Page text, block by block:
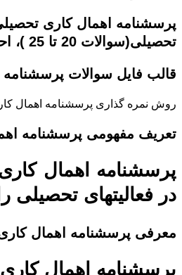
تحصیلی(سوالات 20 تا 25 )، احساس ناراحتی نسبت به اهمال کار بودن و تمایل به تغییر عادت تعلل ورزی می باشد.
قالب فایل سوالات
روش نمره گذاری پرسشنامه اهمال
تعریف مفهومی پرسشنامه
پرسشنامه اهمال
در فعالیتهای
معرفی پرسشنامه اهمال